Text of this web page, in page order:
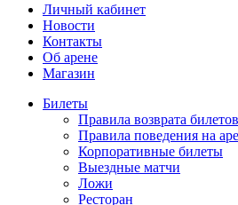
Личный кабинет
Новости
Контакты
Об арене
Магазин
Билеты
Правила возврата билетов
Правила поведения на
Корпоративные билеты
Выездные матчи
Ложи
Ресторан